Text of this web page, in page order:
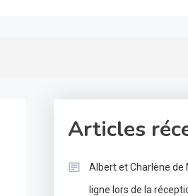
Articles
Albert et Charlène de
ligne lors de la